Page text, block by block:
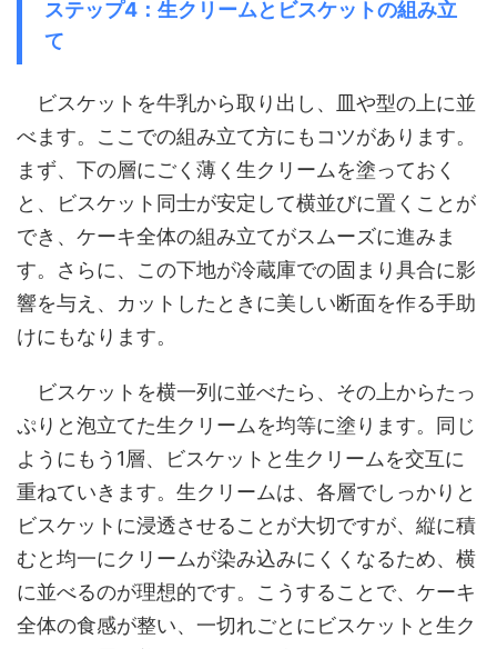
ステップ4：生クリームとビスケットの組み立
て
ビスケットを牛乳から取り出し、皿や型の上に並
べます。ここでの組み立て方にもコツがあります。
まず、下の層にごく薄く生クリームを塗っておく
と、ビスケット同士が安定して横並びに置くことが
でき、ケーキ全体の組み立てがスムーズに進みま
す。さらに、この下地が冷蔵庫での固まり具合に影
響を与え、カットしたときに美しい断面を作る手助
けにもなります。
ビスケットを横一列に並べたら、その上からたっ
ぷりと泡立てた生クリームを均等に塗ります。同じ
ようにもう1層、ビスケットと生クリームを交互に
重ねていきます。生クリームは、各層でしっかりと
ビスケットに浸透させることが大切ですが、縦に積
むと均一にクリームが染み込みにくくなるため、横
に並べるのが理想的です。こうすることで、ケーキ
全体の食感が整い、一切れごとにビスケットと生ク